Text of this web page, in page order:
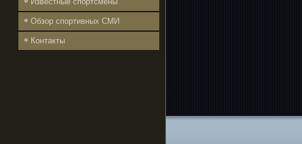
Обзор спортивных СМИ
Контакты